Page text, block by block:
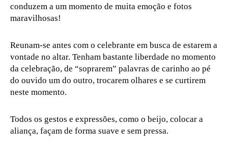
conduzem a um momento de muita emoção e fotos
maravilhosas!
Reunam-se antes com o celebrante em busca de estarem a
vontade no altar. Tenham bastante liberdade no momento
da celebração, de “soprarem” palavras de carinho ao pé
do ouvido um do outro, trocarem olhares e se curtirem
neste momento.
Todos os gestos e expressões, como o beijo, colocar a
aliança, façam de forma suave e sem pressa.